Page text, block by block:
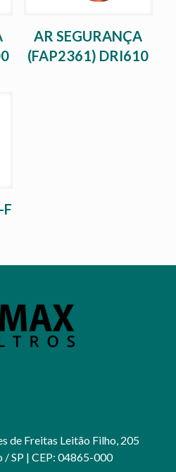
AR SEGURANÇA
(FAP2361) DRI610
F
de Freitas Leitão Filho, 205
/ SP | CEP: 04865-000